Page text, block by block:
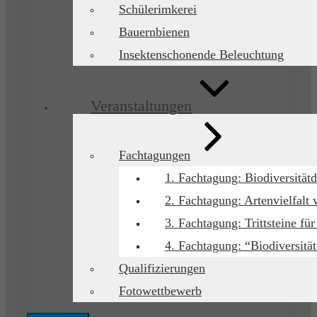
Schülerimkerei
Bauernbienen
Insektenschonende Beleuchtung
Veranstaltungen
Fachtagungen
1. Fachtagung:
2. Fachtagung: Artenvielfalt
3. Fachtagung: Trittsteine
4. Fachtagung:
Qualifizierungen
Fotowettbewerb